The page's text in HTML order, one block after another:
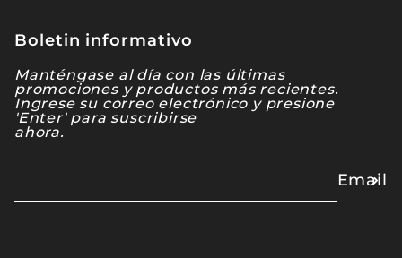
Boletin informativo
Manténgase al día con las últimas
promociones y productos más recientes.
Ingrese su correo electrónico y presione
'Enter' para suscribirse
ahora.
Email